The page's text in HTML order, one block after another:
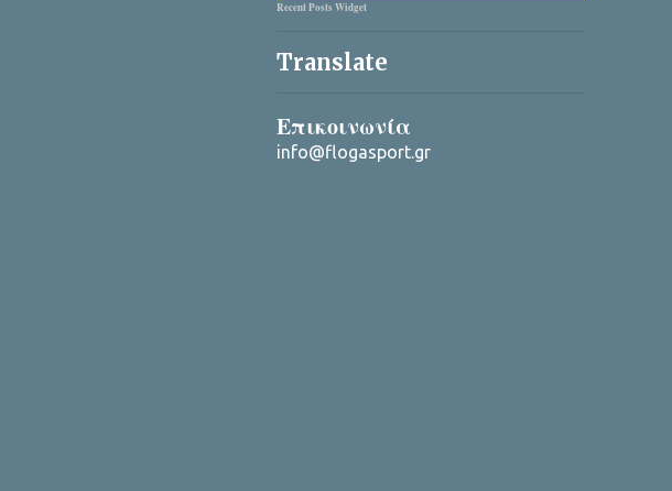
Recent Posts Widget
Translate
Επικοινωνία
info@flogasport.gr